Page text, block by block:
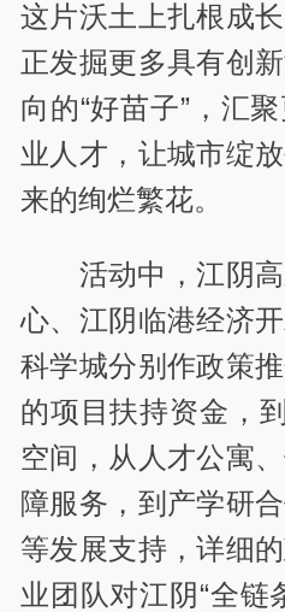
这片沃土上扎根成
正发掘更多具有创
向的“好苗子”，汇
业人才，让城市绽
来的绚烂繁花。
活动中，江阴
心、江阴临港经济
科学城分别作政策
的项目扶持资金，
空间，从人才公寓
障服务，到产学研
等发展支持，详细
业团队对江阴“全链